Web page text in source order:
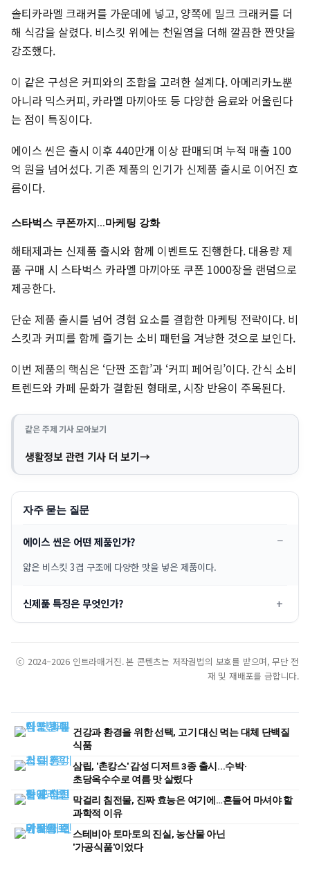
솔티카라멜 크래커를 가운데에 넣고, 양쪽에 밀크 크래커를 더
해 식감을 살렸다. 비스킷 위에는 천일염을 더해 깔끔한 짠맛을
강조했다.
이 같은 구성은 커피와의 조합을 고려한 설계다. 아메리카노뿐
아니라 믹스커피, 카라멜 마끼아또 등 다양한 음료와 어울린다
는 점이 특징이다.
에이스 씬은 출시 이후 440만개 이상 판매되며 누적 매출 100
억 원을 넘어섰다. 기존 제품의 인기가 신제품 출시로 이어진 흐
름이다.
스타벅스 쿠폰까지…마케팅 강화
해태제과는 신제품 출시와 함께 이벤트도 진행한다. 대용량 제
품 구매 시 스타벅스 카라멜 마끼아또 쿠폰 1000장을 랜덤으로
제공한다.
단순 제품 출시를 넘어 경험 요소를 결합한 마케팅 전략이다. 비
스킷과 커피를 함께 즐기는 소비 패턴을 겨냥한 것으로 보인다.
이번 제품의 핵심은 ‘단짠 조합’과 ‘커피 페어링’이다. 간식 소비
트렌드와 카페 문화가 결합된 형태로, 시장 반응이 주목된다.
같은 주제 기사 모아보기
생활정보 관련 기사 더 보기
자주 묻는 질문
에이스 씬은 어떤 제품인가?
얇은 비스킷 3겹 구조에 다양한 맛을 넣은 제품이다.
신제품 특징은 무엇인가?
ⓒ 2024–2026 인트라매거진. 본 콘텐츠는 저작권법의 보호를 받으며, 무단 전
재 및 재배포를 금합니다.
건강과 환경을 위한 선택, 고기 대신 먹는 대체 단백질
식품
삼립, '촌캉스' 감성 디저트 3종 출시...수박·
초당옥수수로 여름 맛 살렸다
막걸리 침전물, 진짜 효능은 여기에…흔들어 마셔야 할
과학적 이유
스테비아 토마토의 진실, 농산물 아닌
'가공식품'이었다